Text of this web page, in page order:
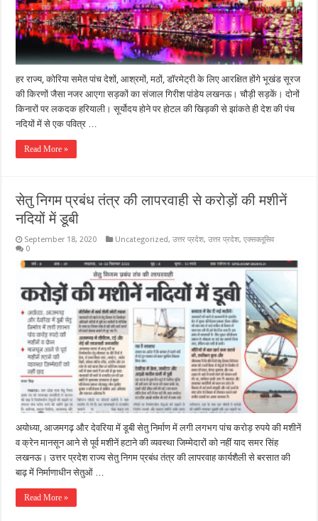
हर राज्य, कोरिया समेत पांच देशों, आश्रमों, मठों, डॉरमेट्री के लिए आरक्षित होंगे भूखंड सूरज
की किरणों जैसा नजर आएगा सड़कों का संजाल गिरीश पांडेय लखनऊ। चौड़ी सड़कें। दोनों
किनारों पर लकदक हरियाली। सूर्योदय होने पर होटल की खिड़की से झांकते ही देश की पंच
नदियों में से एक पवित्र …
Read More »
सेतु निगम प्रबंध तंत्र की लापरवाही से करोड़ों की मशीनें
नदियों में डूबी
September 18, 2020 Uncategorized,उत्तर प्रदेश,उत्तर प्रदेश,एक्सक्लूसिव
0
अयोध्या, आजमगढ़ और देवरिया में डूबी सेतु निर्माण में लगी लगभग पांच करोड़ रुपये की मशीनें
व क्रेन मानसून आने से पूर्व मशीनें हटाने की व्यवस्था जिम्मेदारों को नहीं याद समर सिंह
लखनऊ। उत्तर प्रदेश राज्य सेतु निगम प्रबंध तंत्र की लापरवाह कार्यशैली से बरसात की
बाढ़ में निर्माणाधीन सेतुओं …
Read More »